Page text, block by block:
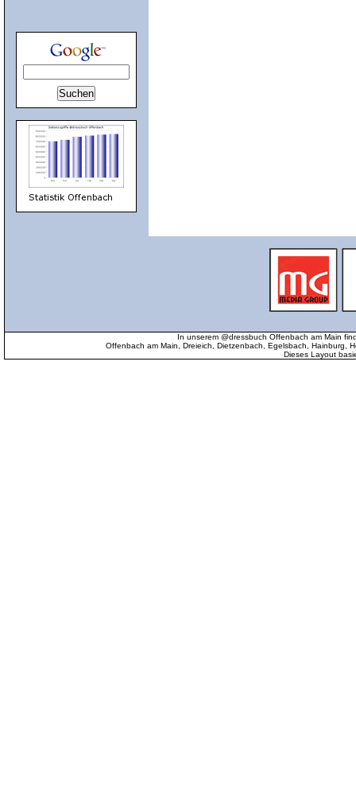
In unserem @dressbuch Offenbach am Main
Offenbach am Main, Dreieich, Dietzenbach, Egelsbach, Hainburg,
Dieses Layout